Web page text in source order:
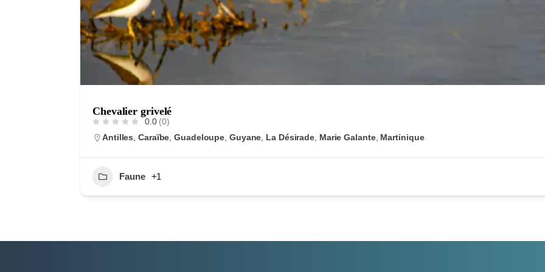
Chevalier grivelé
0.0 (0)
Antilles ,Caraïbe ,Guadeloupe Guyane La Désirade Marie Galante, Martinique
Faune +1